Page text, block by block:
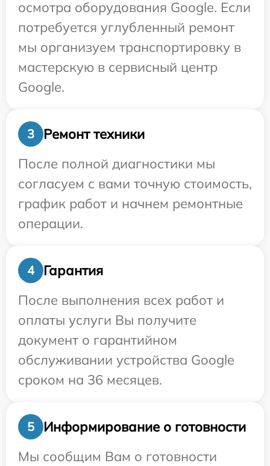
осмотра оборудования Google. Если
потребуется углубленный ремонт
мы организуем транспортировку в
мастерскую в сервисный центр
Google.
3
Ремонт техники
После полной диагностики мы
согласуем с вами точную стоимость,
график работ и начнем ремонтные
операции.
4
Гарантия
После выполнения всех работ и
оплаты услуги Вы получите
документ о гарантийном
обслуживании устройства Google
сроком на 36 месяцев.
5
Информирование о готовности
Мы сообщим Вам о готовности